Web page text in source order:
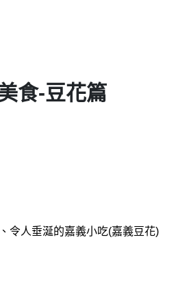
食-豆花篇
令人垂涎的嘉義小吃(嘉義豆花)